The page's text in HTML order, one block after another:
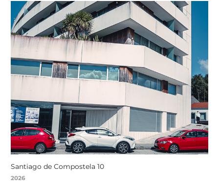
Santiago de Compostela 10
2026